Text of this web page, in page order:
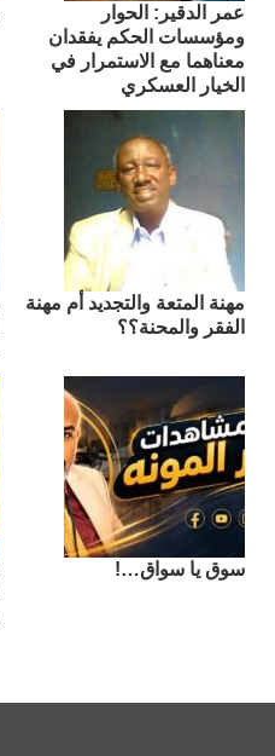
عمر الدقير: الحوار
ومؤسسات الحكم يفقدان
معناهما مع الاستمرار في
الخيار العسكري
مهنة المتعة والتجديد أم مهنة
الفقر والمحنة؟؟
سوق يا سواق…!